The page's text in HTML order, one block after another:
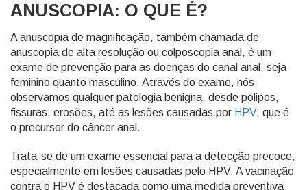
ANUSCOPIA: O QUE É?
A anuscopia de magnificação, também chamada de
anuscopia de alta resolução ou colposcopia anal, é um
exame de prevenção para as doenças do canal anal, seja
feminino quanto masculino. Através do exame, nós
observamos qualquer patologia benigna, desde pólipos,
fissuras, erosões, até as lesões causadas por HPV, que é
o precursor do câncer anal.
Trata-se de um exame essencial para a detecção precoce,
especialmente em lesões causadas pelo HPV. A vacinação
contra o HPV é destacada como uma medida preventiva